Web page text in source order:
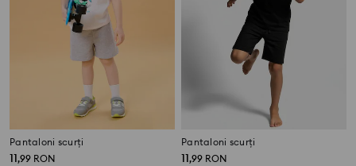
Pantaloni scurți
11,99 RON
Pantaloni scurți
11,99 RON